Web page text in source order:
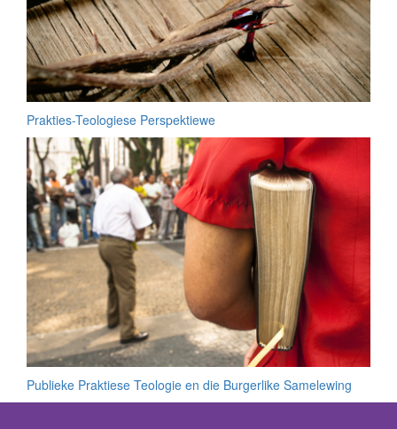
Prakties-Teologiese Perspektiewe
Publieke Praktiese Teologie en die Burgerlike Samelewing